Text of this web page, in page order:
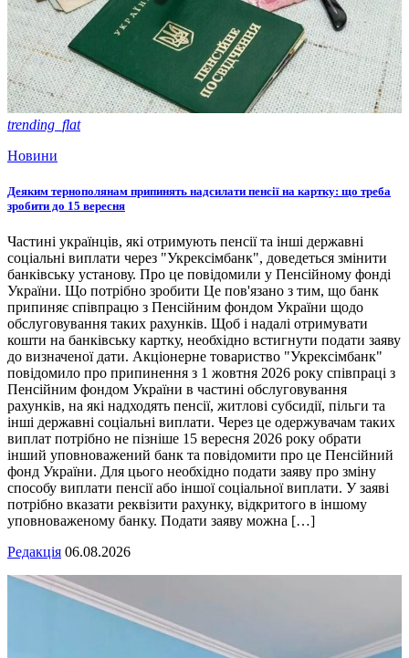
trending_flat
Новини
Деяким тернополянам припинять надсилати пенсії на картку: що треба
зробити до 15 вересня
Частині українців, які отримують пенсії та інші державні
соціальні виплати через "Укрексімбанк", доведеться змінити
банківську установу. Про це повідомили у Пенсійному фонді
України. Що потрібно зробити Це пов'язано з тим, що банк
припиняє співпрацю з Пенсійним фондом України щодо
обслуговування таких рахунків. Щоб і надалі отримувати
кошти на банківську картку, необхідно встигнути подати заяву
до визначеної дати. Акціонерне товариство "Укрексімбанк"
повідомило про припинення з 1 жовтня 2026 року співпраці з
Пенсійним фондом України в частині обслуговування
рахунків, на які надходять пенсії, житлові субсидії, пільги та
інші державні соціальні виплати. Через це одержувачам таких
виплат потрібно не пізніше 15 вересня 2026 року обрати
інший уповноважений банк та повідомити про це Пенсійний
фонд України. Для цього необхідно подати заяву про зміну
способу виплати пенсії або іншої соціальної виплати. У заяві
потрібно вказати реквізити рахунку, відкритого в іншому
уповноваженому банку. Подати заяву можна […]
Редакція 06.08.2026